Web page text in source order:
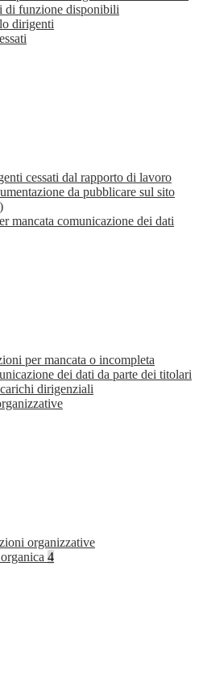
di funzione disponibili
dirigenti
cessati dal rapporto di lavoro
da pubblicare sul sito
mancata comunicazione dei dati
per mancata o incompleta
dei dati da parte dei titolari
dirigenziali
organizzative
4